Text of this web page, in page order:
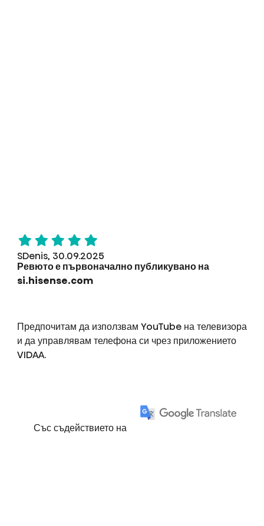
SDenis, 30.09.2025
Ревюто е първоначално публикувано на
si.hisense.com
Предпочитам да използвам YouTube на телевизора
и да управлявам телефона си чрез приложението
VIDAA.
Със съдействието на